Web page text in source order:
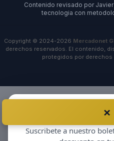
Contenido revisado por
tecnologia con
Copyright © 2024-2026 Mercadonet
derechos reservados. El contenido,
protegidos por derechos
×
Antes
Suscribete a nuestro